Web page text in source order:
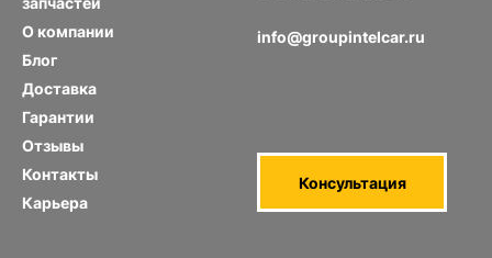
О компании
Блог
Доставка
Гарантии
Отзывы
Контакты
Карьера
info@groupintelcar.ru
Консультация